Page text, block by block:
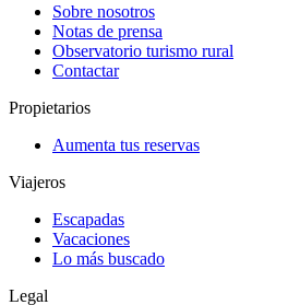
Sobre nosotros
Notas de prensa
Observatorio turismo rural
Contactar
Propietarios
Aumenta tus reservas
Viajeros
Escapadas
Vacaciones
Lo más buscado
Legal